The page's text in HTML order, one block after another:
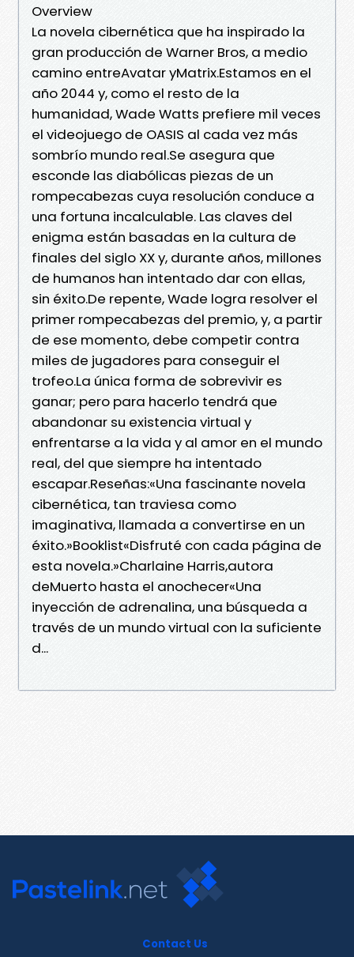
Overview
La novela cibernética que ha inspirado la
gran producción de Warner Bros, a medio
camino entreAvatar yMatrix.Estamos en el
año 2044 y, como el resto de la
humanidad, Wade Watts prefiere mil veces
el videojuego de OASIS al cada vez más
sombrío mundo real.Se asegura que
esconde las diabólicas piezas de un
rompecabezas cuya resolución conduce a
una fortuna incalculable. Las claves del
enigma están basadas en la cultura de
finales del siglo XX y, durante años, millones
de humanos han intentado dar con ellas,
sin éxito.De repente, Wade logra resolver el
primer rompecabezas del premio, y, a partir
de ese momento, debe competir contra
miles de jugadores para conseguir el
trofeo.La única forma de sobrevivir es
ganar; pero para hacerlo tendrá que
abandonar su existencia virtual y
enfrentarse a la vida y al amor en el mundo
real, del que siempre ha intentado
escapar.Reseñas:«Una fascinante novela
cibernética, tan traviesa como
imaginativa, llamada a convertirse en un
éxito.»Booklist«Disfruté con cada página de
esta novela.»Charlaine Harris,autora
deMuerto hasta el anochecer«Una
inyección de adrenalina, una búsqueda a
través de un mundo virtual con la suficiente
d...
Contact Us